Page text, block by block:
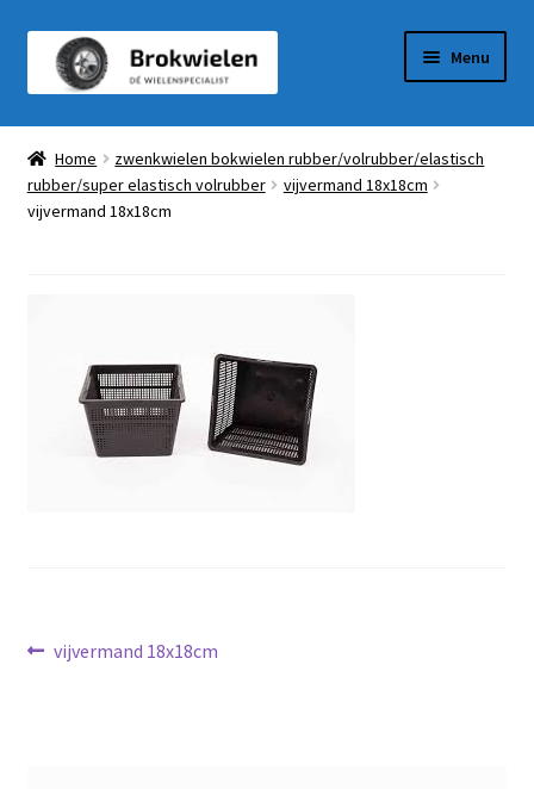
door
navigatie
naar
inhoud
Menu
Winkel
Winkelmandje
Home
zwenkwielen bokwielen rubber/volrubber/elastisch
rubber/super elastisch volrubber
vijvermand 18x18cm
vijvermand 18x18cm
Bericht
Vorig
vijvermand 18x18cm